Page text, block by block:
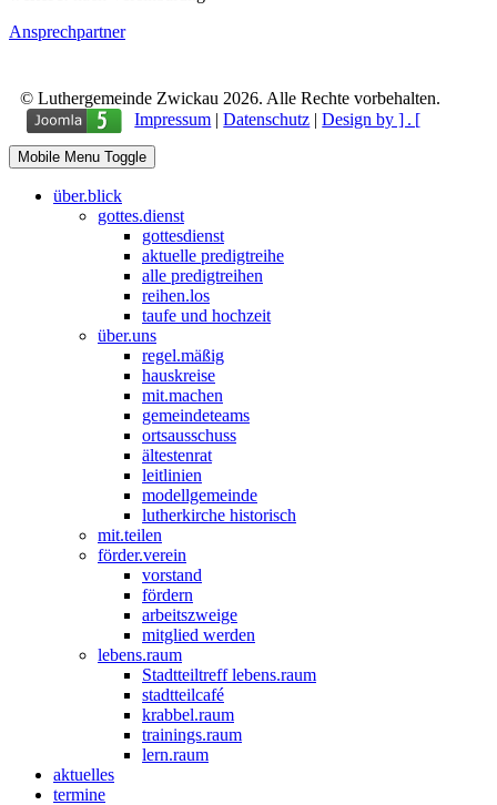
Ansprechpartner
© Luthergemeinde Zwickau 2026. Alle Rechte vorbehalten.
Impressum |Datenschutz |Design by ] . [
Mobile Menu Toggle
über.blick
gottes.dienst
gottesdienst
aktuelle predigtreihe
alle predigtreihen
reihen.los
taufe und hochzeit
über.uns
regel.mäßig
hauskreise
mit.machen
gemeindeteams
ortsausschuss
ältestenrat
leitlinien
modellgemeinde
lutherkirche historisch
mit.teilen
förder.verein
vorstand
fördern
arbeitszweige
mitglied werden
lebens.raum
Stadtteiltreff lebens.raum
stadtteilcafé
krabbel.raum
trainings.raum
lern.raum
aktuelles
termine